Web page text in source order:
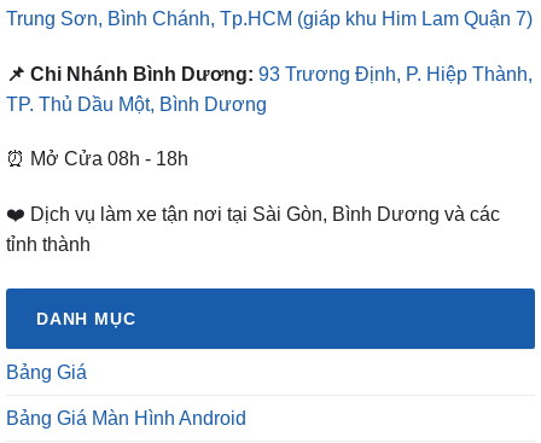
Trung Sơn, Bình Chánh, Tp.HCM (giáp khu Him Lam Quận 7)
📌 Chi Nhánh Bình Dương: 93 Trương Định, P. Hiệp Thành,
TP. Thủ Dầu Một, Bình Dương
⏰ Mở Cửa 08h - 18h
❤️ Dịch vụ làm xe tận nơi tại Sài Gòn, Bình Dương và các
tỉnh thành
DANH MỤC
Bảng Giá
Bảng Giá Màn Hình Android